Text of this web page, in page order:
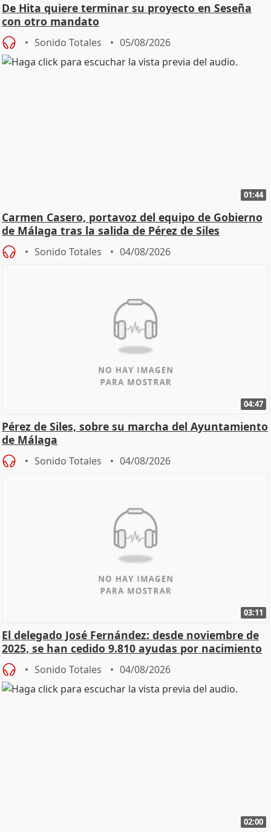
De Hita quiere terminar su proyecto en Seseña
con otro mandato
Sonido Totales 05/08/2026
01:44
Carmen Casero, portavoz del equipo de Gobierno
de Málaga tras la salida de Pérez de Siles
Sonido Totales 04/08/2026
04:47
Pérez de Siles, sobre su marcha del Ayuntamiento
de Málaga
Sonido Totales 04/08/2026
03:11
El delegado José Fernández: desde noviembre de
2025, se han cedido 9.810 ayudas por nacimiento
Sonido Totales 04/08/2026
02:00